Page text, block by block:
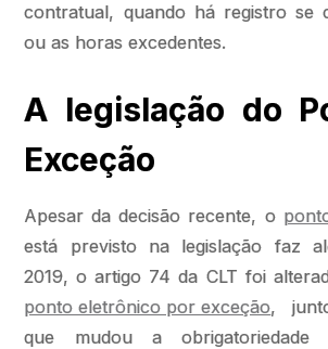
contratual, quando há registro se
ou as horas excedentes.
A legislação do
Exceção
Apesar da decisão recente, o
está previsto na legislação faz
2019, o artigo 74 da CLT foi
ponto eletrônico por exceção,
que mudou a